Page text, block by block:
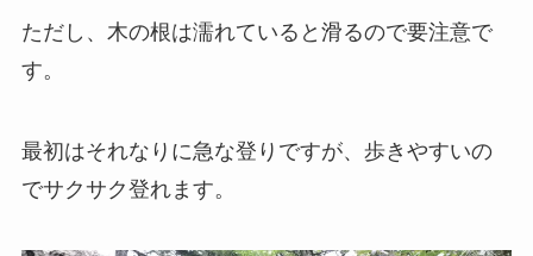
ただし、木の根は濡れていると滑るので要注意で
す。
最初はそれなりに急な登りですが、歩きやすいの
でサクサク登れます。